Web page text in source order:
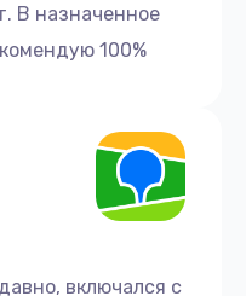
В назначенное
100%
включался с